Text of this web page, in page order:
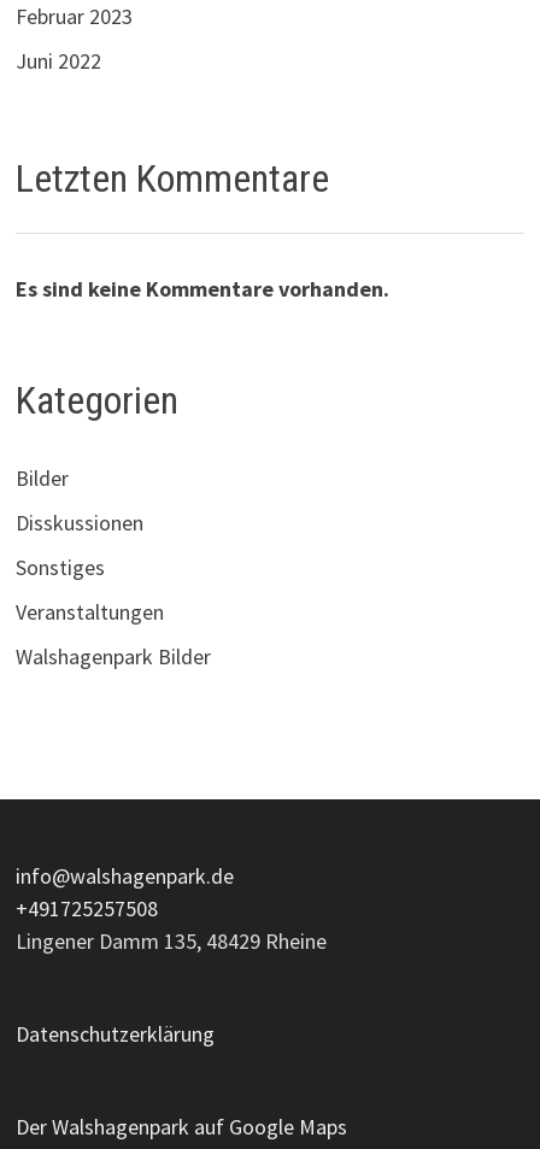
Februar 2023
Juni 2022
Letzten Kommentare
Es sind keine Kommentare vorhanden.
Kategorien
Bilder
Disskussionen
Sonstiges
Veranstaltungen
Walshagenpark Bilder
info@walshagenpark.de
+491725257508
Lingener Damm 135, 48429 Rheine
Datenschutzerklärung
Der Walshagenpark auf Google Maps